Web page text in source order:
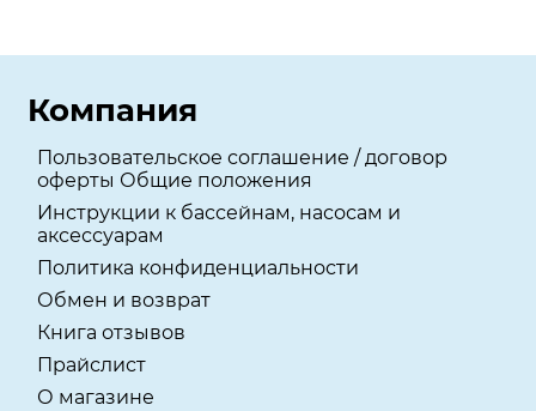
Компания
Пользовательское соглашение / договор
оферты Общие положения
Инструкции к бассейнам, насосам и
аксессуарам
Политика конфиденциальности
Обмен и возврат
Книга отзывов
Прайслист
О магазине